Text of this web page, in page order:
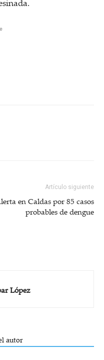
Artículo siguiente
en Caldas por 85 casos
probables de dengue
López
autor